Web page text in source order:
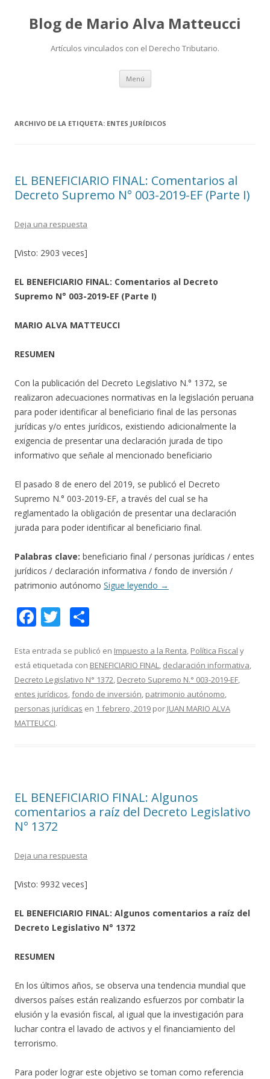
Blog de Mario Alva Matteucci
Artículos vinculados con el Derecho Tributario.
Menú Ir
contenido
ARCHIVO DE LA ETIQUETA: ENTES JURÍDICOS
EL BENEFICIARIO FINAL: Comentarios al
Decreto Supremo N° 003-2019-EF (Parte I)
Deja una respuesta
[Visto: 2903 veces]
EL BENEFICIARIO FINAL: Comentarios al Decreto
Supremo N° 003-2019-EF (Parte I)
MARIO ALVA MATTEUCCI
RESUMEN
Con la publicación del Decreto Legislativo N.° 1372, se
realizaron adecuaciones normativas en la legislación peruana
para poder identificar al beneficiario final de las personas
jurídicas y/o entes jurídicos, existiendo adicionalmente la
exigencia de presentar una declaración jurada de tipo
informativo que señale al mencionado beneficiario
El pasado 8 de enero del 2019, se publicó el Decreto
Supremo N.° 003-2019-EF, a través del cual se ha
reglamentado la obligación de presentar una declaración
jurada para poder identificar al beneficiario final.
Palabras clave: beneficiario final / personas jurídicas / entes
jurídicos / declaración informativa / fondo de inversión /
patrimonio autónomo Sigue leyendo →
F
e
b
o
o
k
T
itt
er
m
p
ar
ti
Esta entrada se publicó en Impuesto a la Renta, Política Fiscal y
está etiquetada con BENEFICIARIO FINAL, declaración informativa,
Decreto Legislativo N° 1372, Decreto Supremo N.° 003-2019-EF,
entes jurídicos,fondo de inversión, patrimonio autónomo,
personas jurídicas en 1 febrero, 2019 por JUAN MARIO ALVA
MATTEUCCI.
EL BENEFICIARIO FINAL: Algunos
comentarios a raíz del Decreto Legislativo
N° 1372
Deja una respuesta
[Visto: 9932 veces]
EL BENEFICIARIO FINAL: Algunos comentarios a raíz del
Decreto Legislativo N° 1372
RESUMEN
En los últimos años, se observa una tendencia mundial que
diversos países están realizando esfuerzos por combatir la
elusión y la evasión fiscal, al igual que la investigación para
luchar contra el lavado de activos y el financiamiento del
terrorismo.
Para poder lograr este objetivo se toman como referencia